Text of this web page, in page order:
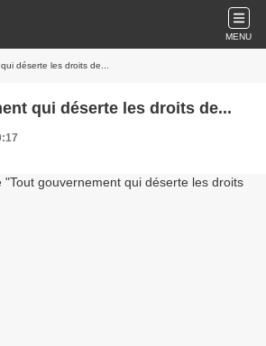
MENU
déserte les droits de...
qui déserte les droits de...